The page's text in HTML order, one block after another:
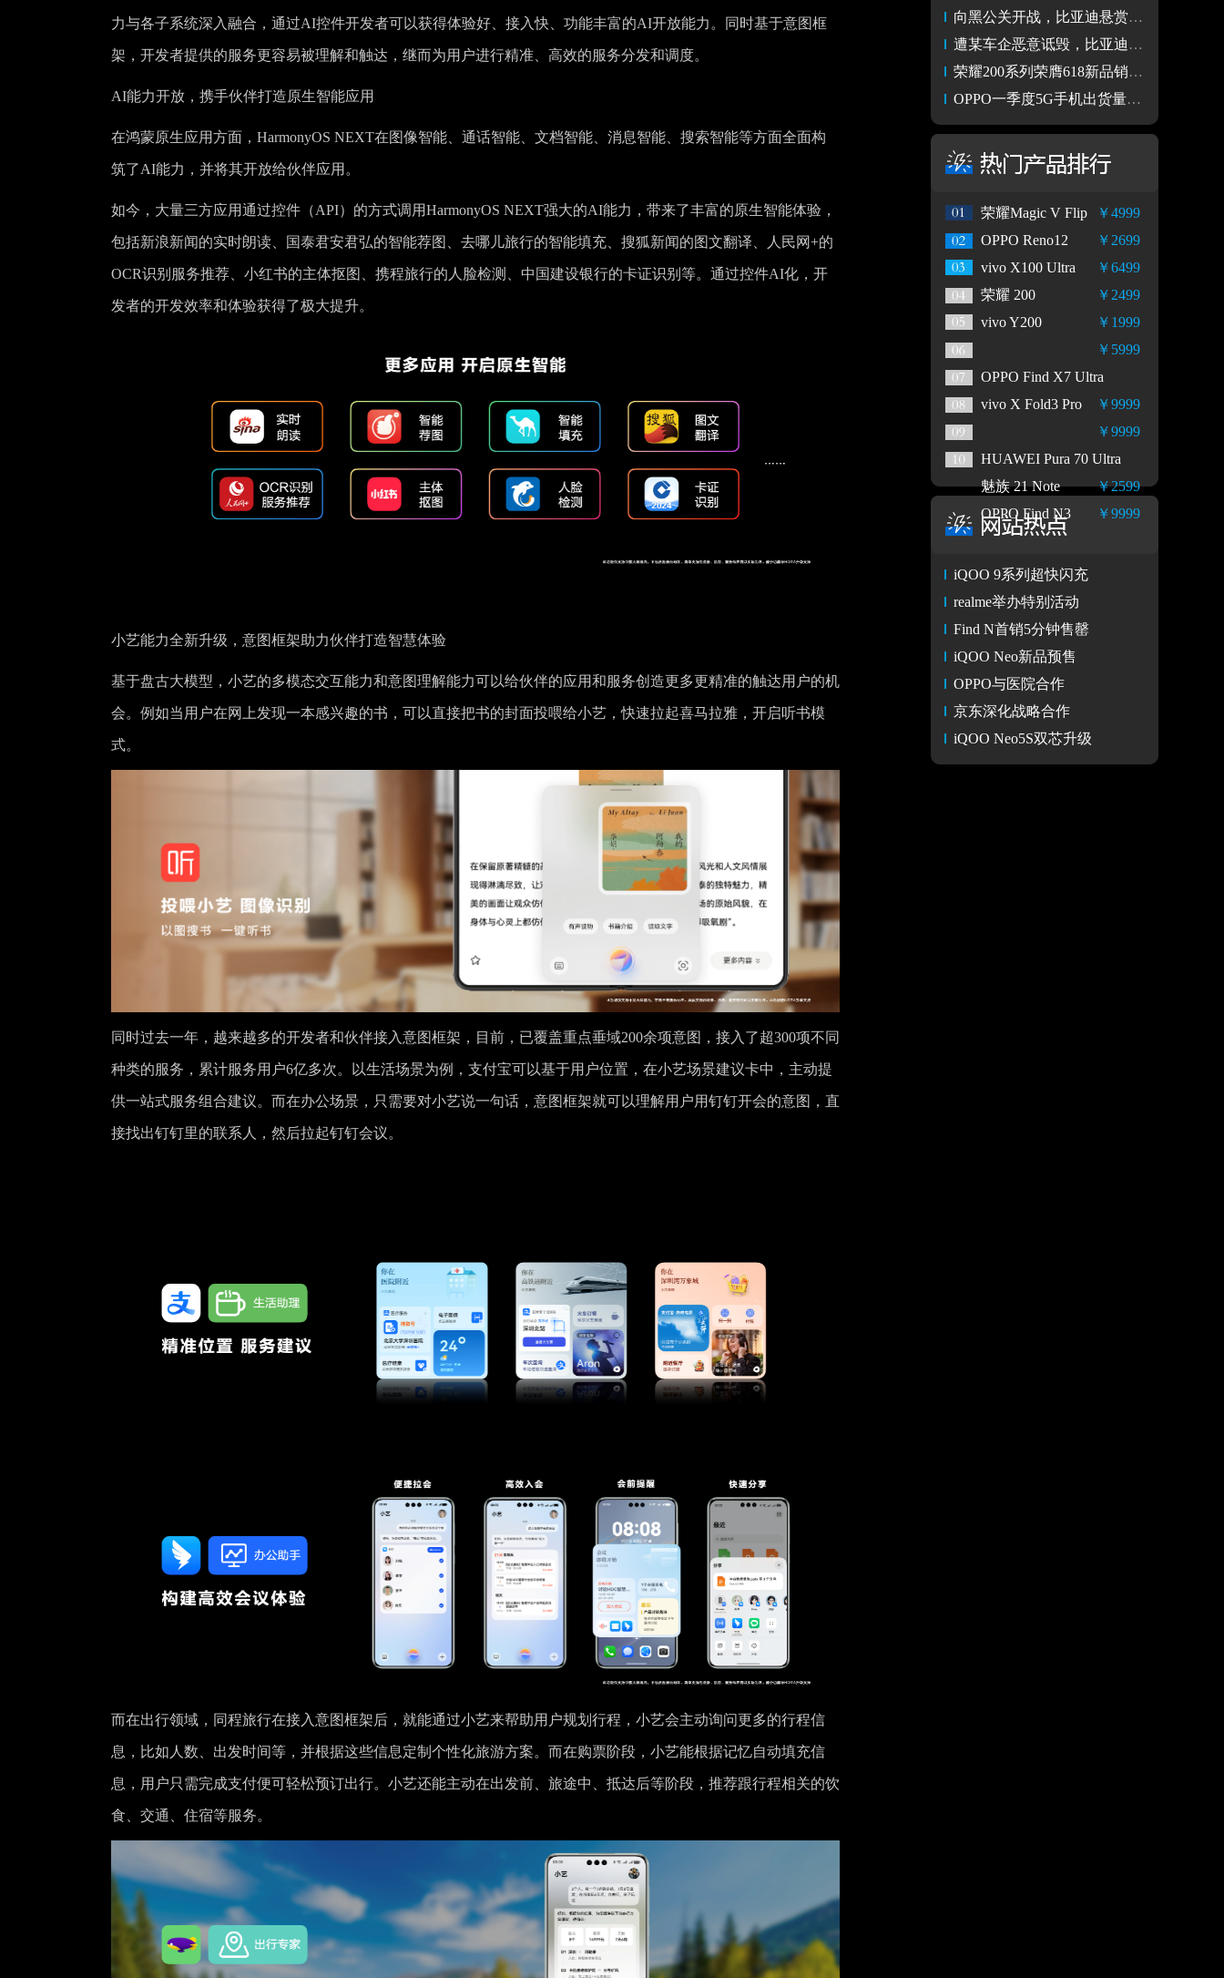
力与各子系统深入融合，通过AI控件开发者可以获得体验好、接入快、功能丰富的AI开放能力。同时基于意图框
架，开发者提供的服务更容易被理解和触达，继而为用户进行精准、高效的服务分发和调度。
AI能力开放，携手伙伴打造原生智能应用
在鸿蒙原生应用方面，HarmonyOS NEXT在图像智能、通话智能、文档智能、消息智能、搜索智能等方面全面构
筑了AI能力，并将其开放给伙伴应用。
如今，大量三方应用通过控件（API）的方式调用HarmonyOS NEXT强大的AI能力，带来了丰富的原生智能体验，
包括新浪新闻的实时朗读、国泰君安君弘的智能荐图、去哪儿旅行的智能填充、搜狐新闻的图文翻译、人民网+的
OCR识别服务推荐、小红书的主体抠图、携程旅行的人脸检测、中国建设银行的卡证识别等。通过控件AI化，开
发者的开发效率和体验获得了极大提升。
小艺能力全新升级，意图框架助力伙伴打造智慧体验
基于盘古大模型，小艺的多模态交互能力和意图理解能力可以给伙伴的应用和服务创造更多更精准的触达用户的机
会。例如当用户在网上发现一本感兴趣的书，可以直接把书的封面投喂给小艺，快速拉起喜马拉雅，开启听书模
式。
同时过去一年，越来越多的开发者和伙伴接入意图框架，目前，已覆盖重点垂域200余项意图，接入了超300项不同
种类的服务，累计服务用户6亿多次。以生活场景为例，支付宝可以基于用户位置，在小艺场景建议卡中，主动提
供一站式服务组合建议。而在办公场景，只需要对小艺说一句话，意图框架就可以理解用户用钉钉开会的意图，直
接找出钉钉里的联系人，然后拉起钉钉会议。
而在出行领域，同程旅行在接入意图框架后，就能通过小艺来帮助用户规划行程，小艺会主动询问更多的行程信
息，比如人数、出发时间等，并根据这些信息定制个性化旅游方案。而在购票阶段，小艺能根据记忆自动填充信
息，用户只需完成支付便可轻松预订出行。小艺还能主动在出发前、旅途中、抵达后等阶段，推荐跟行程相关的饮
食、交通、住宿等服务。
向黑公关开战，比亚迪悬赏500万征集恶意诋毁线索
遭某车企恶意诋毁，比亚迪悬赏500万征集黑公关线索
荣耀200系列荣膺618新品销量冠军 护眼升级影像革新稳坐档位王座
OPPO一季度5G手机出货量居全球第3 未来几年将加速AI手机布局
￥4999
荣耀Magic V Flip
￥2699
OPPO Reno12
￥6499
vivo X100 Ultra
￥2499
荣耀 200
￥1999
vivo Y200
￥5999
OPPO Find X7 Ultra
￥9999
vivo X Fold3 Pro
￥9999
HUAWEI Pura 70 Ultra
￥2599
魅族 21 Note
￥9999
OPPO Find N3
iQOO 9系列超快闪充
realme举办特别活动
Find N首销5分钟售罄
iQOO Neo新品预售
OPPO与医院合作
京东深化战略合作
iQOO Neo5S双芯升级